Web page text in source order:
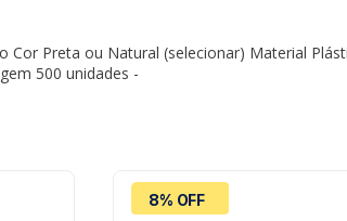
Preta ou Natural (selecionar) Material
500 unidades -
8% OFF